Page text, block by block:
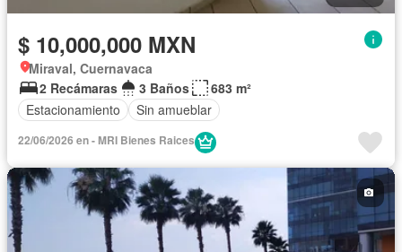
$ 10,000,000 MXN
Miraval, Cuernavaca
2 Recámaras
3 Baños
683 m²
Estacionamiento
Sin amueblar
22/06/2026 en - MRI Bienes Raices